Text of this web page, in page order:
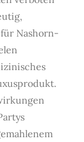
Nashorn-